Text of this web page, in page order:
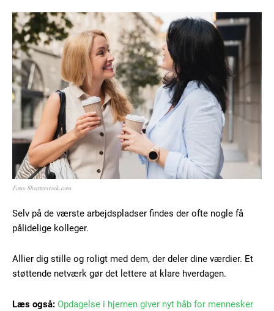
Foto: Shutterstock.com
Selv på de værste arbejdspladser findes der ofte nogle få
pålidelige kolleger.
Allier dig stille og roligt med dem, der deler dine værdier. Et
støttende netværk gør det lettere at klare hverdagen.
Læs også: Opdagelse i hjernen giver nyt håb for mennesker